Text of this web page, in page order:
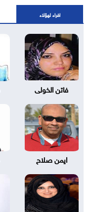
اقراء لهؤلاء
فاتن الخولى
ايمن صلاح